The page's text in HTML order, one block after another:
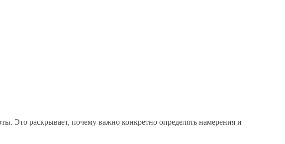
Это раскрывает, почему важно конкретно определять намерения и